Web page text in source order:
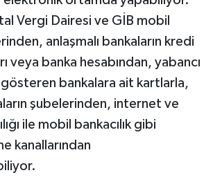
Vergi Dairesi ve GİB mobil
anlaşmalı bankaların kredi
veya banka hesabından, yabancı
bankalara ait kartlarla,
şubelerinden, internet ve
ile mobil bankacılık gibi
kanallarından